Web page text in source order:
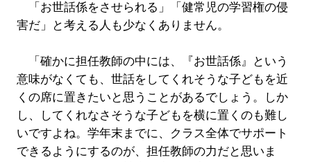
「お世話係をさせられる」「健常児の学習権の侵
害だ」と考える人も少なくありません。
「確かに担任教師の中には、『お世話係』という
意味がなくても、世話をしてくれそうな子どもを近
くの席に置きたいと思うことがあるでしょう。しか
し、してくれなさそうな子どもを横に置くのも難し
いですよね。学年末までに、クラス全体でサポート
できるようにするのが、担任教師の力だと思いま